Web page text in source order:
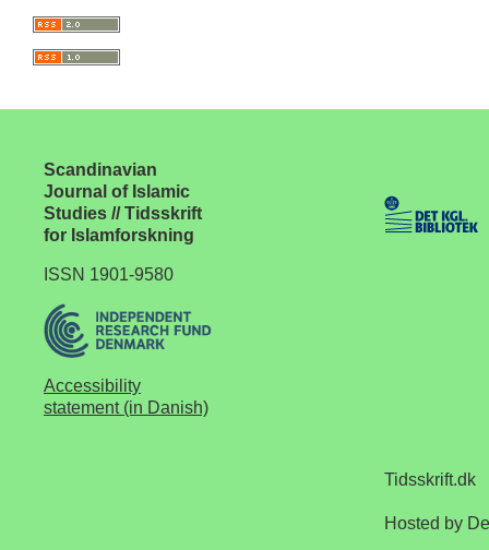
Scandinavian
Journal of Islamic
Studies // Tidsskrift
for Islamforskning
ISSN 1901-9580
Accessibility
statement (in Danish)